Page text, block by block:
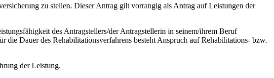
zu stellen. Dieser Antrag gilt vorrangig als Antrag auf Leistungen der
des Antragstellers/der Antragstellerin in seinem/ihrem Beruf
Dauer des Rehabilitationsverfahrens besteht Anspruch auf Rehabilitations- bzw.
der Leistung.